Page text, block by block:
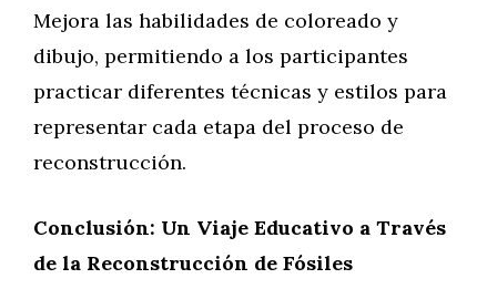
Mejora las habilidades de coloreado y
dibujo, permitiendo a los participantes
practicar diferentes técnicas y estilos para
representar cada etapa del proceso de
reconstrucción.
Conclusión: Un Viaje Educativo a Través
de la Reconstrucción de Fósiles